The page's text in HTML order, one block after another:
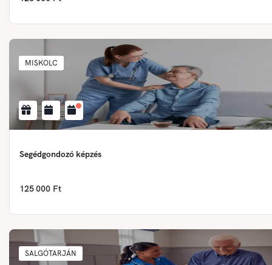
MISKOLC
Segédgondozó képzés
125 000 Ft
SALGÓTARJÁN